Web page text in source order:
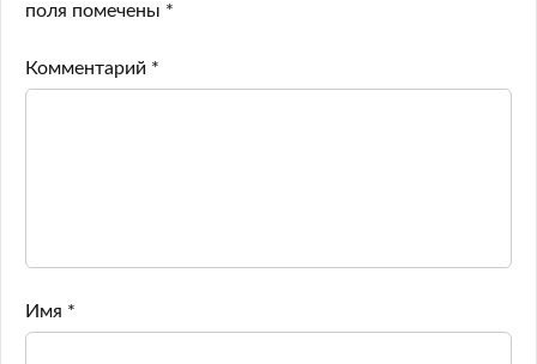
поля помечены *
Комментарий *
Имя *